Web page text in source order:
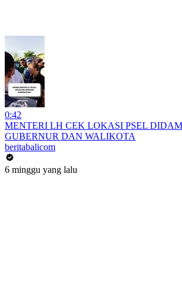
0:42
MENTERI LH CEK LOKASI PSEL
GUBERNUR DAN WALIKOTA
beritabalicom
6 minggu yang lalu